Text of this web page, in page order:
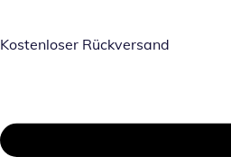
Kostenloser Rückversand